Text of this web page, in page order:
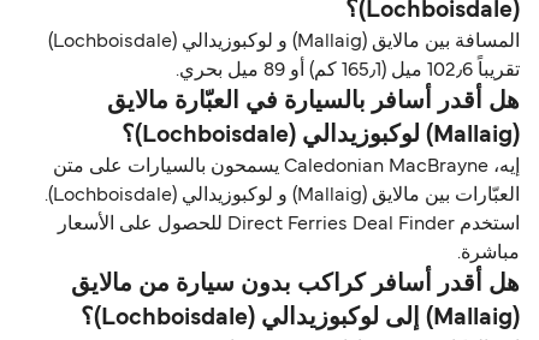
(Lochboisdale)؟
المسافة بين مالايق (Mallaig) و لوكبوزيدالي (Lochboisdale)
تقريباً 102٫6 ميل (165٫1 كم) أو 89 ميل بحري.
هل أقدر أسافر بالسيارة في العبّارة مالايق
(Mallaig) لوكبوزيدالي (Lochboisdale)؟
إيه، Caledonian MacBrayne يسمحون بالسيارات على متن
العبّارات بين مالايق (Mallaig) و لوكبوزيدالي (Lochboisdale).
استخدم Direct Ferries Deal Finder للحصول على الأسعار
مباشرة.
هل أقدر أسافر كراكب بدون سيارة من مالايق
(Mallaig) إلى لوكبوزيدالي (Lochboisdale)؟